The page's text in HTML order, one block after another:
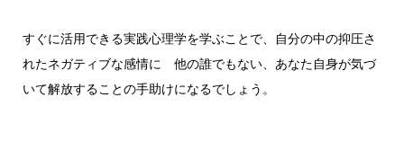
すぐに活用できる実践心理学を学ぶことで、自分の中の抑圧さ
れたネガティブな感情に 他の誰でもない、あなた自身が気づ
いて解放することの手助けになるでしょう。